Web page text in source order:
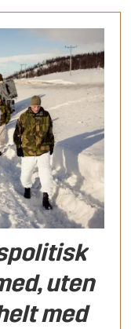
uten
med